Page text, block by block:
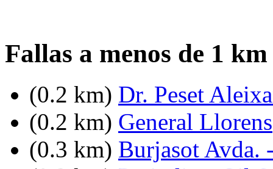
Fallas a menos de 1
(0.2 km) Dr. Peset
(0.2 km) General Llorens
(0.3 km) Burjasot Avda.